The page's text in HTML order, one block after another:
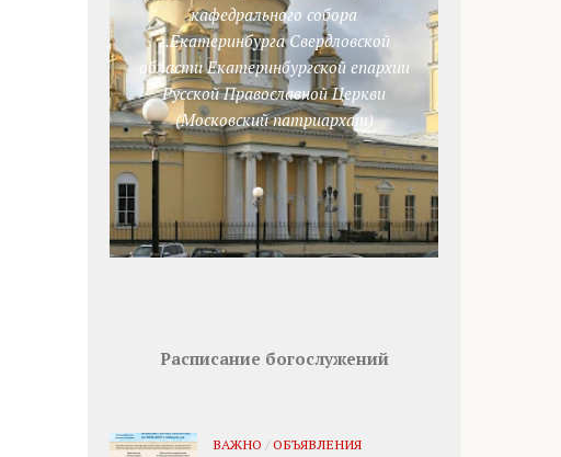
кафедрального собора
г.Екатеринбурга Свердловской
области Екатеринбургской епархии
Русской Православной Церкви
(Московский патриархат)
Расписание богослужений
ВАЖНО / ОБЪЯВЛЕНИЯ